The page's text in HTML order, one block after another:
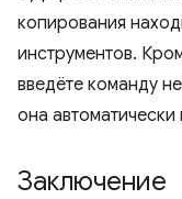
копирования
инструментов.
введёте команду
она
Заключение